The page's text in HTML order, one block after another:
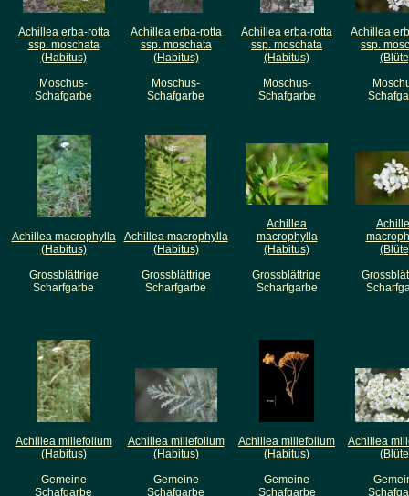
Achillea erba-rotta
ssp. moschata
(Habitus)
Moschus-
Schafgarbe
Achillea erba-rotta
ssp. moschata
(Habitus)
Moschus-
Schafgarbe
Achillea erba-rotta
ssp. moschata
(Habitus)
Moschus-
Schafgarbe
Achillea
ssp.
Achillea macrophylla
(Habitus)
Grossblättrige
Scharfgarbe
Achillea macrophylla
(Habitus)
Grossblättrige
Scharfgarbe
Achillea
macrophylla
(Habitus)
Grossblättrige
Scharfgarbe
Achillea millefolium
(Habitus)
Gemeine
Schafgarbe
Achillea millefolium
(Habitus)
Gemeine
Schafgarbe
Achillea millefolium
(Habitus)
Gemeine
Schafgarbe
Achillea